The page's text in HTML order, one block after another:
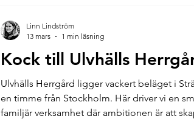
Kock till Ulvhälls
Ulvhälls Herrgård ligger vackert beläget i
en timme från Stockholm. Här driver vi en
familjär verksamhet där ambitionen är att
Linn Lindström
13 mars
1 min läsning